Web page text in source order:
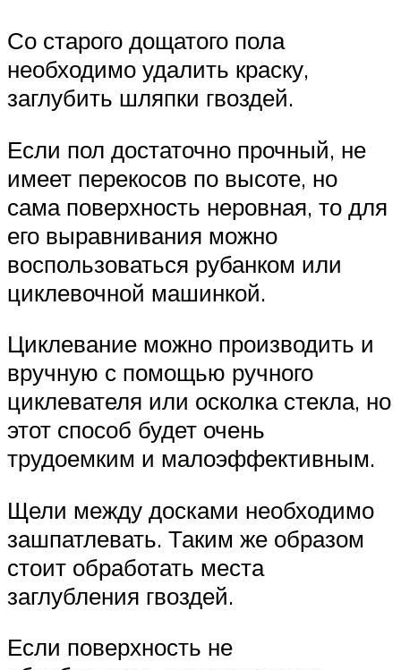
Со старого дощатого пола
необходимо удалить краску,
заглубить шляпки гвоздей.
Если пол достаточно прочный, не
имеет перекосов по высоте, но
сама поверхность неровная, то для
его выравнивания можно
воспользоваться рубанком или
циклевочной машинкой.
Циклевание можно производить и
вручную с помощью ручного
циклевателя или осколка стекла, но
этот способ будет очень
трудоемким и малоэффективным.
Щели между досками необходимо
зашпатлевать. Таким же образом
стоит обработать места
заглубления гвоздей.
Если поверхность не